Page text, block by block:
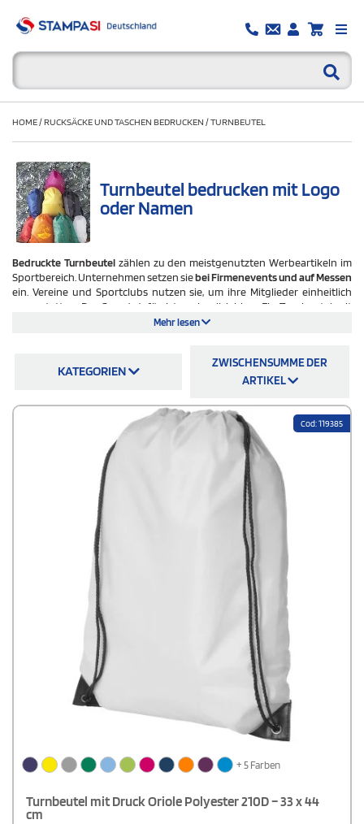
HOME/RUCKSÄCKE UND TASCHEN BEDRUCKEN /TURNBEUTEL
Turnbeutel bedrucken mit Logo
oder Namen
Bedruckte Turnbeutelzählen zu den meistgenutzten Werbeartikeln im
Sportbereich. Unternehmen setzen siebei Firmenevents und auf Messen
ein. Vereine und Sportclubs nutzen sie, um ihre Mitglieder einheitlich
auszustatten. Der Grund dafür ist nachvollziehbar. Ein Turnbeutel mit
Logo wird täglich genutzt und trägt die Markenbotschaft über den
Sportbeutel aus verschiedenen Materialien und in verschiedenen
Farben. Personalisierte Turnbeutel sind ab einer Mindestmenge von 100
enthält eine Vorschau zur Freigabe, die Sie ohne Aufpreis erhalten. Die
Produktion startet erst nach Ihrer Genehmigung.
Zur Auswahl stehen Baumwolle, Bio-Baumwolle(GOTS
und
-zertifizierte Recyclingbaumwolle. Über den
Online-Konfigurator können Sie Ihre Turnbeutel selbst gestalten. Unser
Grafikteam unterstützt Sie bei der Aufbereitung der Druckdatei, falls Ihr
Logo nicht in druckfähiger Auflösung vorliegt. Der Versand ist innerhalb
Deutschlands kostenfrei. Das Bedrucken von Turnbeuteln ist für
Unternehmen jeder Größe geeignet (vom Startup mit der ersten
Messekampagne bis zum Konzern, der Onboarding-Pakete
zusammenstellt). Alle Produkte werden vor der Auslieferung auf
Druckqualität geprüft. Turnbeutel mit Namen sind ebenso
konfigurierbar wie Modelle mit Teamlogo. Für größere Kampagnen
stehen gestaffelte Preise zur Verfügung. Die
Druckqualität
unabhängig von der Auflage garantiert.
Mehr lesen
KATEGORIEN
ZWISCHENSUMME DER
ARTIKEL
Cod: 119385
+ 5 Farben
Turnbeutel mit Druck Oriole Polyester 210D – 33 x 44
cm